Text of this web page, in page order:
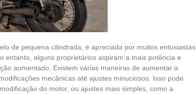
de pequena cilindrada, é apreciada por muitos entusiastas
entanto, alguns proprietários aspiram a mais potência e
aumentado. Existem várias maneiras de aumentar a
mecânicas até ajustes minuciosos. Isso pode
do motor, ou ajustes mais simples, como a